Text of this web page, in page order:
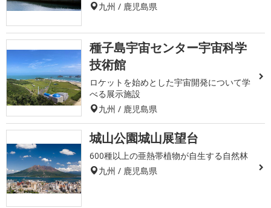
九州 / 鹿児島県
種子島宇宙センター宇宙科学
技術館
ロケットを始めとした宇宙開発について学
べる展示施設
九州 / 鹿児島県
城山公園城山展望台
600種以上の亜熱帯植物が自生する自然林
九州 / 鹿児島県